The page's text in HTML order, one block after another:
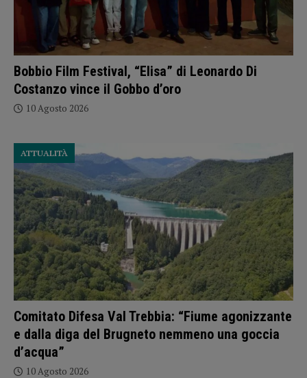
Bobbio Film Festival, “Elisa” di Leonardo Di
Costanzo vince il Gobbo d’oro
10 Agosto 2026
Comitato Difesa Val Trebbia: “Fiume agonizzante
e dalla diga del Brugneto nemmeno una goccia
d’acqua”
ATTUALITÀ
10 Agosto 2026